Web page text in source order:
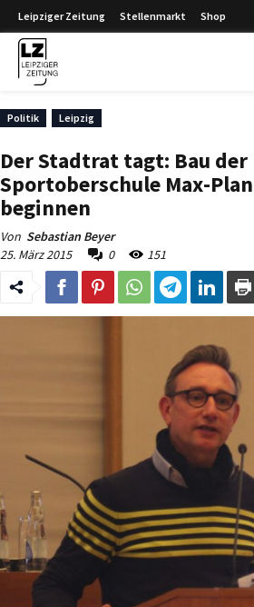
Leipziger Zeitung Stellenmarkt Shop
Politik Leipzig
Der Stadtrat tagt: Bau der
Sportoberschule Max-
beginnen
Von Sebastian Beyer
25. März 2015
0 151